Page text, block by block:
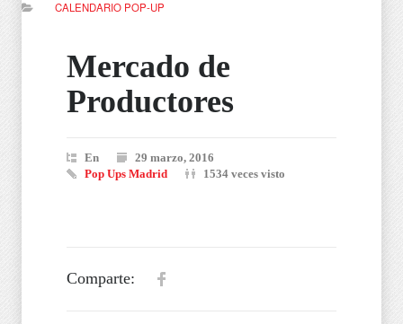
CALENDARIO POP-UP
Mercado de
Productores
En
29 marzo, 2016
Pop Ups Madrid
1534 veces visto
Comparte: